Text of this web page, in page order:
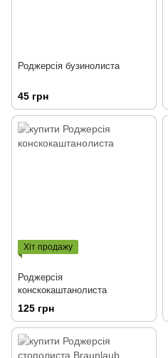
Роджерсія бузинолиста
45 грн
Хіт продажу
Роджерсія
конскокаштанолиста
125 грн